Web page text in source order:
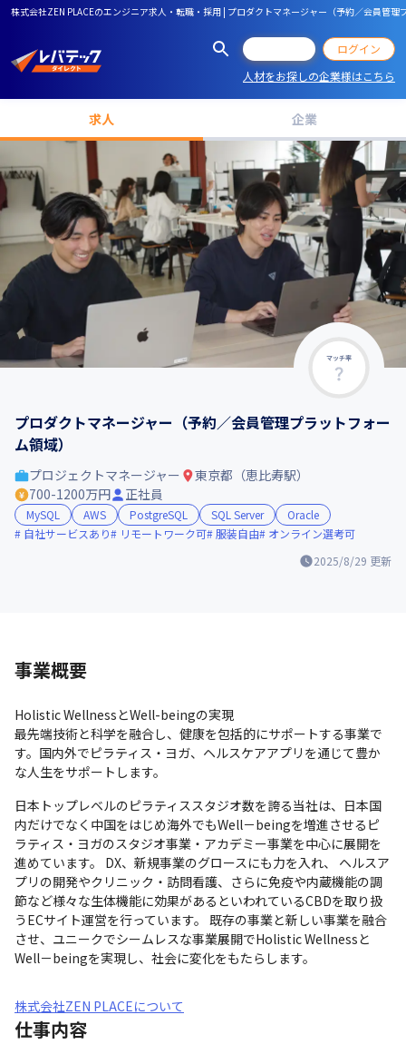
株式会社ZEN PLACEのエンジニア求人・転職・採用 | プロダクトマネージャー（予約／会員管理
ログイン
人材をお探しの企業様はこちら
求人 企業
マッチ率
プロダクトマネージャー（予約／会員管理プラットフォー
ム領域）
2025/8/29 更新
プロジェクトマネージャー
東京都（恵比寿駅）
700-1200万円
正社員
MySQL AWS PostgreSQL SQL Server
Oracle
自社サービスあり
リモートワーク可 服装自由 オンライン選考可
事業概要
Holistic WellnessとWell-beingの実現
最先端技術と科学を融合し、健康を包括的にサポートする事業で
す。国内外でピラティス・ヨガ、ヘルスケアアプリを通じて豊か
な人生をサポートします。
日本トップレベルのピラティススタジオ数を誇る当社は、日本国
内だけでなく中国をはじめ海外でもWell－beingを増進させるピ
ラティス・ヨガのスタジオ事業・アカデミー事業を中心に展開を
進めています。 DX、新規事業のグロースにも力を入れ、 ヘルスア
プリの開発やクリニック・訪問看護、さらに免疫や内蔵機能の調
節など様々な生体機能に効果があるといわれているCBDを取り扱
うECサイト運営を行っています。 既存の事業と新しい事業を融合
させ、ユニークでシームレスな事業展開でHolistic Wellnessと
Well－beingを実現し、社会に変化をもたらします。
株式会社ZEN PLACEについて
仕事内容